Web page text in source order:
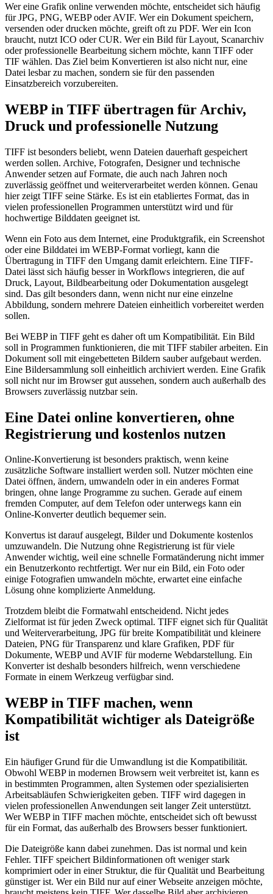
Wer eine Grafik online verwenden möchte, entscheidet sich häufig
für JPG, PNG, WEBP oder AVIF. Wer ein Dokument speichern,
versenden oder drucken möchte, greift oft zu PDF. Wer ein Icon
braucht, nutzt ICO oder CUR. Wer ein Bild für Layout, Scanarchiv
oder professionelle Bearbeitung sichern möchte, kann TIFF oder
TIF wählen. Das Ziel beim Konvertieren ist also nicht nur, eine
Datei lesbar zu machen, sondern sie für den passenden
Einsatzbereich vorzubereiten.
WEBP in TIFF übertragen für Archiv,
Druck und professionelle Nutzung
TIFF ist besonders beliebt, wenn Dateien dauerhaft gespeichert
werden sollen. Archive, Fotografen, Designer und technische
Anwender setzen auf Formate, die auch nach Jahren noch
zuverlässig geöffnet und weiterverarbeitet werden können. Genau
hier zeigt TIFF seine Stärke. Es ist ein etabliertes Format, das in
vielen professionellen Programmen unterstützt wird und für
hochwertige Bilddaten geeignet ist.
Wenn ein Foto aus dem Internet, eine Produktgrafik, ein Screenshot
oder eine Bilddatei im WEBP-Format vorliegt, kann die
Übertragung in TIFF den Umgang damit erleichtern. Eine TIFF-
Datei lässt sich häufig besser in Workflows integrieren, die auf
Druck, Layout, Bildbearbeitung oder Dokumentation ausgelegt
sind. Das gilt besonders dann, wenn nicht nur eine einzelne
Abbildung, sondern mehrere Dateien einheitlich vorbereitet werden
sollen.
Bei WEBP in TIFF geht es daher oft um Kompatibilität. Ein Bild
soll in Programmen funktionieren, die mit TIFF stabiler arbeiten. Ein
Dokument soll mit eingebetteten Bildern sauber aufgebaut werden.
Eine Bildersammlung soll einheitlich archiviert werden. Eine Grafik
soll nicht nur im Browser gut aussehen, sondern auch außerhalb des
Browsers zuverlässig nutzbar sein.
Eine Datei online konvertieren, ohne
Registrierung und kostenlos nutzen
Online-Konvertierung ist besonders praktisch, wenn keine
zusätzliche Software installiert werden soll. Nutzer möchten eine
Datei öffnen, ändern, umwandeln oder in ein anderes Format
bringen, ohne lange Programme zu suchen. Gerade auf einem
fremden Computer, auf dem Telefon oder unterwegs kann ein
Online-Konverter deutlich bequemer sein.
Konvertus ist darauf ausgelegt, Bilder und Dokumente kostenlos
umzuwandeln. Die Nutzung ohne Registrierung ist für viele
Anwender wichtig, weil eine schnelle Formatänderung nicht immer
ein Benutzerkonto rechtfertigt. Wer nur ein Bild, ein Foto oder
einige Fotografien umwandeln möchte, erwartet eine einfache
Lösung ohne komplizierte Anmeldung.
Trotzdem bleibt die Formatwahl entscheidend. Nicht jedes
Zielformat ist für jeden Zweck optimal. TIFF eignet sich für Qualität
und Weiterverarbeitung, JPG für breite Kompatibilität und kleinere
Dateien, PNG für Transparenz und klare Grafiken, PDF für
Dokumente, WEBP und AVIF für moderne Webdarstellung. Ein
Konverter ist deshalb besonders hilfreich, wenn verschiedene
Formate in einem Werkzeug verfügbar sind.
WEBP in TIFF machen, wenn
Kompatibilität wichtiger als Dateigröße
ist
Ein häufiger Grund für die Umwandlung ist die Kompatibilität.
Obwohl WEBP in modernen Browsern weit verbreitet ist, kann es
in bestimmten Programmen, alten Systemen oder spezialisierten
Arbeitsabläufen Schwierigkeiten geben. TIFF wird dagegen in
vielen professionellen Anwendungen seit langer Zeit unterstützt.
Wer WEBP in TIFF machen möchte, entscheidet sich oft bewusst
für ein Format, das außerhalb des Browsers besser funktioniert.
Die Dateigröße kann dabei zunehmen. Das ist normal und kein
Fehler. TIFF speichert Bildinformationen oft weniger stark
komprimiert oder in einer Struktur, die für Qualität und Bearbeitung
günstiger ist. Wer ein Bild nur auf einer Webseite anzeigen möchte,